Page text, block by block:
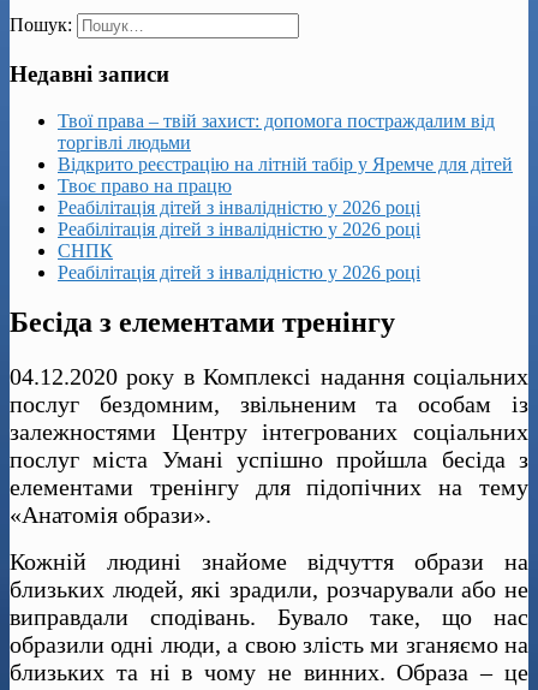
Пошук:
Недавні записи
Твої права – твій захист: допомога постраждалим від
торгівлі людьми
Відкрито реєстрацію на літній табір у Яремче для дітей
Твоє право на працю
Реабілітація дітей з інвалідністю у 2026 році
Реабілітація дітей з інвалідністю у 2026 році
СНПК
Реабілітація дітей з інвалідністю у 2026 році
Бесіда з елементами тренінгу
04.12.2020 року в Комплексі надання соціальних
послуг бездомним, звільненим та особам із
залежностями Центру інтегрованих соціальних
послуг міста Умані успішно пройшла бесіда з
елементами тренінгу для підопічних на тему
«Анатомія образи».
Кожній людині знайоме відчуття образи на
близьких людей, які зрадили, розчарували або не
виправдали сподівань. Бувало таке, що нас
образили одні люди, а свою злість ми зганяємо на
близьких та ні в чому не винних. Образа – це